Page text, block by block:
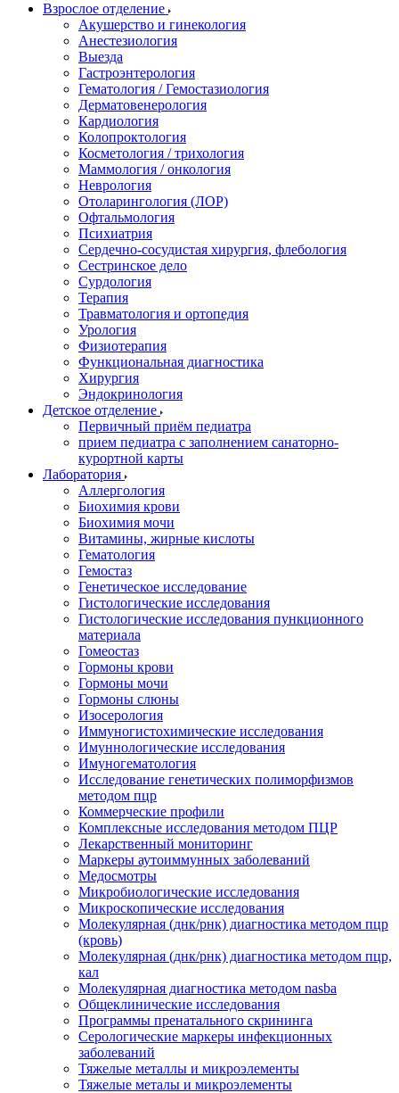
Взрослое отделение
Акушерство и гинекология
Анестезиология
Выезда
Гастроэнтерология
Гематология / Гемостазиология
Дерматовенерология
Кардиология
Колопроктология
Косметология / трихология
Маммология / онкология
Неврология
Отоларингология (ЛОР)
Офтальмология
Психиатрия
Сердечно-сосудистая хирургия, флебология
Сестринское дело
Сурдология
Терапия
Травматология и ортопедия
Урология
Физиотерапия
Функциональная диагностика
Хирургия
Эндокринология
Детское отделение
Первичный приём педиатра
прием педиатра с заполнением санаторно-
курортной карты
Лаборатория
Аллергология
Биохимия крови
Биохимия мочи
Витамины, жирные кислоты
Гематология
Гемостаз
Генетическое исследование
Гистологические исследования
Гистологические исследования пункционного
материала
Гомеостаз
Гормоны крови
Гормоны мочи
Гормоны слюны
Изосерология
Иммуногистохимические исследования
Имуннологические исследования
Имуногематология
Исследование генетических полиморфизмов
методом пцр
Коммерческие профили
Комплексные исследования методом ПЦР
Лекарственный мониторинг
Маркеры аутоиммунных заболеваний
Медосмотры
Микробиологические исследования
Микроскопические исследования
Молекулярная (днк/рнк) диагностика методом пцр
(кровь)
Молекулярная (днк/рнк) диагностика методом пцр,
кал
Молекулярная диагностика методом nasba
Общеклинические исследования
Программы пренатального скрининга
Серологические маркеры инфекционных
заболеваний
Тяжелые металлы и микроэлементы
Тяжелые металы и микроэлементы